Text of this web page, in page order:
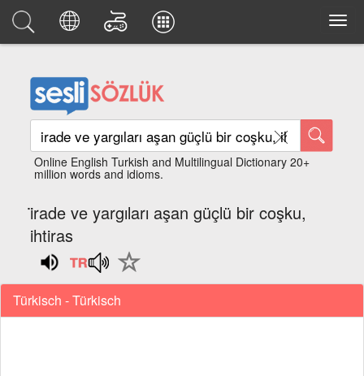
Online English Turkish and Multilingual Dictionary 20+
million words and idioms.
i̇rade ve yargıları aşan güçlü bir coşku,
ihtiras
Türkisch - Türkisch